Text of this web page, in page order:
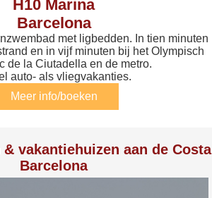
H10 Marina
Barcelona
met ligbedden. In tien minuten
en in vijf minuten bij het Olympisch
de la Ciutadella en de metro.
auto- als vliegvakanties.
Meer info/boeken
vakantiehuizen aan de Costa
Barcelona